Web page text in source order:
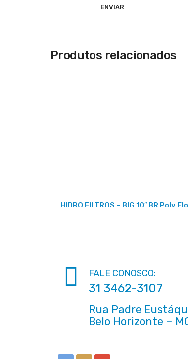
Produtos relacionados
HIDRO FILTROS – BIG 10″ BR Poly
FALE CONOSCO:
31 3462-3107
Rua Padre